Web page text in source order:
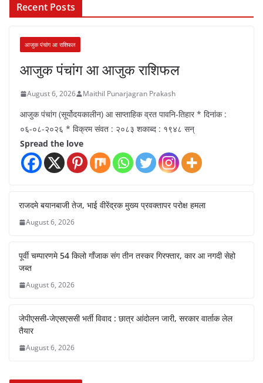
Recent Posts
आजुक पंचांग आ राशिफल
आजुक पंचांग आ आजुक राशिफल
August 6, 2026 Maithil Punarjagran Prakash
आजुक पंचांग (सूर्योदयकालीन) आ साप्ताहिक व्रत पावनि-तिहार * दिनांक :
०६-०८-२०२६ * विक्रम संवत : २०८३ शकाब्द : १९४८ सन्
Spread the love
राजदमे बयानबाजी तेज, भाई वीरेंद्रक मुख्य प्रवक्तापर परोक्ष हमला
August 6, 2026
पूर्वी चम्पारणमे 54 किलो गाँजाक संग तीन तस्कर गिरफ्तार, कार आ नगदी सेहो
जब्त
August 6, 2026
जेपीएससी-जेएसएससी भर्ती विवाद : छात्र आंदोलन जारी, सरकार वार्ताक लेल
तैयार
August 6, 2026